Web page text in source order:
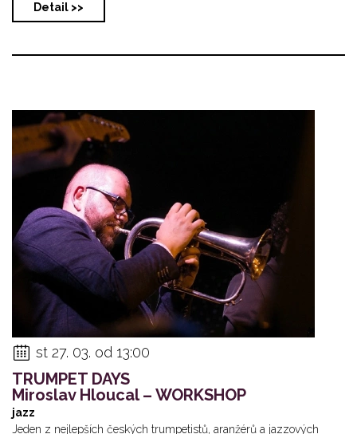
Detail >>
st 27. 03. od 13:00
TRUMPET DAYS
Miroslav Hloucal – WORKSHOP
jazz
Jeden z nejlepších českých trumpetistů, aranžérů a jazzových